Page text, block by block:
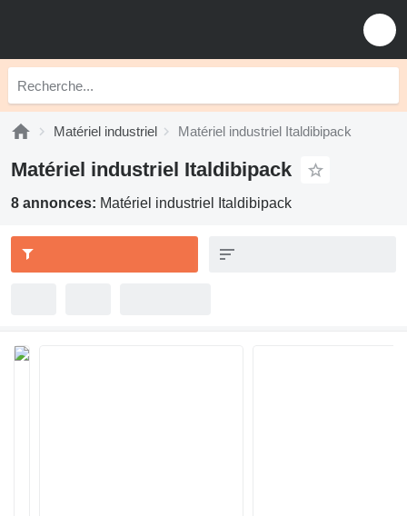
Matériel industriel Matériel industriel Italdibipack
Matériel industriel Italdibipack
8 annonces: Matériel industriel Italdibipack